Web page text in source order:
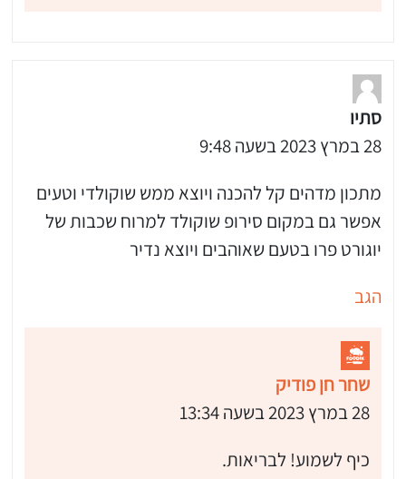
כמנויים ותלחצו על הפעמון תקבלו התראה לטלפון הנייד ברגע שעולה מתכון חדש לערוץ,
סתיו
28 במרץ 2023 בשעה 9:48
מתכון מדהים קל להכנה ויוצא ממש שוקולדי וטעים
אפשר גם במקום סירופ שוקולד למרוח שכבות של
יוגורט פרו בטעם שאוהבים ויוצא נדיר
הגב
שחר חן פודיק
28 במרץ 2023 בשעה 13:34
כיף לשמוע! לבריאות.